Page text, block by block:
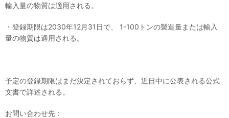
輸入量の物質は適用される。
・登録期限は2030年12月31日で、 1-100トンの製造量または輸入
量の物質は適用される。
予定の登録期限はまだ決定されておらず、近日中に公表される公式
文書で詳述される。
お問い合わせ先：